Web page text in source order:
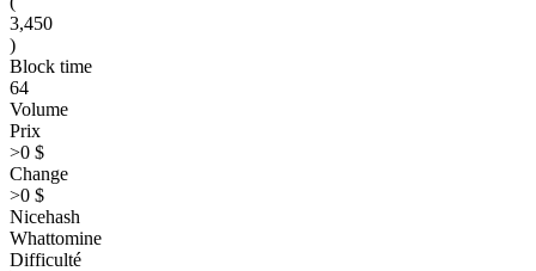
3,450
)
Block time
64
Volume
Prix
>0 $
Change
>0 $
Nicehash
Whattomine
Difficulté